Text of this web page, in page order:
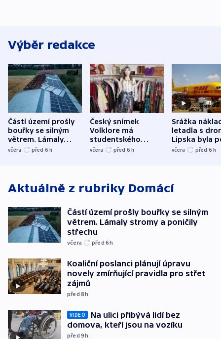
Výběr redakce
Částí území prošly
bouřky se silným
větrem. Lámaly
stromy a poničily
včera před 6 h
Český snímek
Volklore má
studentského
Oscara, zabojuje o
včera před 6 h
Srážka
letadla s
Lipska byla
německého
včera před 6 h
Aktuálně z rubriky Domácí
Částí území prošly bouřky se silným
větrem. Lámaly stromy a poničily
střechu
včera před 6h
Koaliční poslanci plánují úpravu
novely zmírňující pravidla pro střet
zájmů
před 8h
VIDEO
Na ulici přibývá lidí bez
domova, kteří jsou na vozíku
před 9h